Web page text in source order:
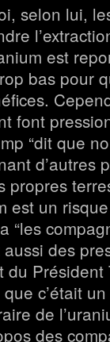
selon lui,
est
bas pour
font
“dit que
d’autres
est un
“les
des
Président
c’était
de
des